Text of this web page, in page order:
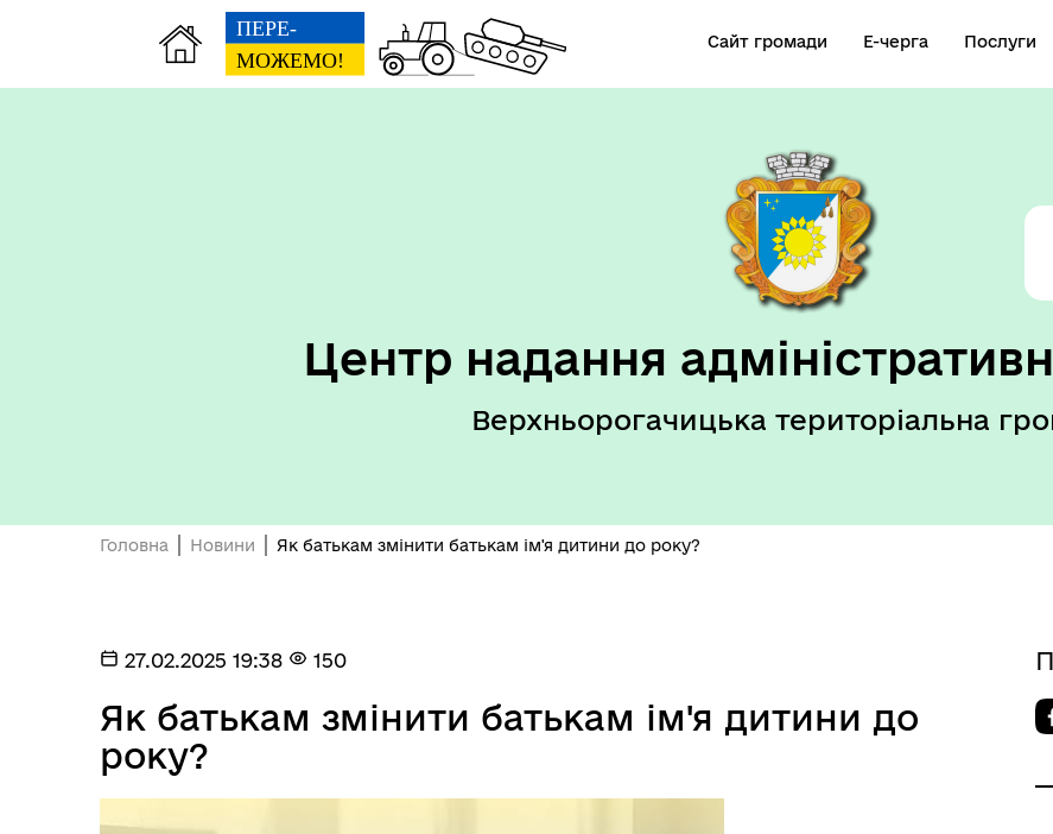
Сайт громади Е-черга Послуги
Центр надання
Верхньорогачицька територіальна
Головна Новини Як батькам змінити батькам ім'я дитини до року?
27.02.2025 19:38 150
Як батькам змінити батькам ім'я дитини до
року?